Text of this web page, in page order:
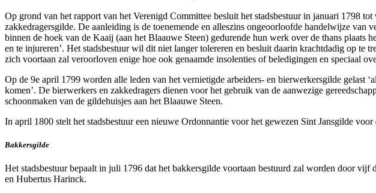
Op grond van het rapport van het Verenigd Committee besluit het stadsbestuur in januari 1798
zakkedragersgilde. De aanleiding is de toenemende en alleszins ongeoorloofde handelwijze van
binnen de hoek van de Kaaij (aan het Blaauwe Steen) gedurende hun werk over de thans
en te injureren’. Het stadsbestuur wil dit niet langer tolereren en besluit daarin krachtdadig op
zich voortaan zal veroorloven enige hoe ook genaamde insolenties of beledigingen en speciaal
Op de 9e april 1799 worden alle leden van het vernietigde arbeiders- en bierwerkersgilde gelast
komen’. De bierwerkers en zakkedragers dienen voor het gebruik van de aanwezige
schoonmaken van de gildehuisjes aan het Blaauwe Steen.
In april 1800 stelt het stadsbestuur een nieuwe Ordonnantie voor het gewezen Sint Jansgilde
Bakkersgilde
Het stadsbestuur bepaalt in juli 1796 dat het bakkersgilde voortaan bestuurd zal worden door
en Hubertus Harinck.